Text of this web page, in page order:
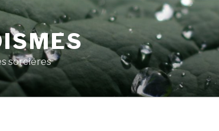
sorcières